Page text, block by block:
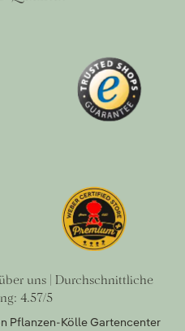
uns | Durchschnittliche
4.57/5
Pflanzen-Kölle Gartencenter